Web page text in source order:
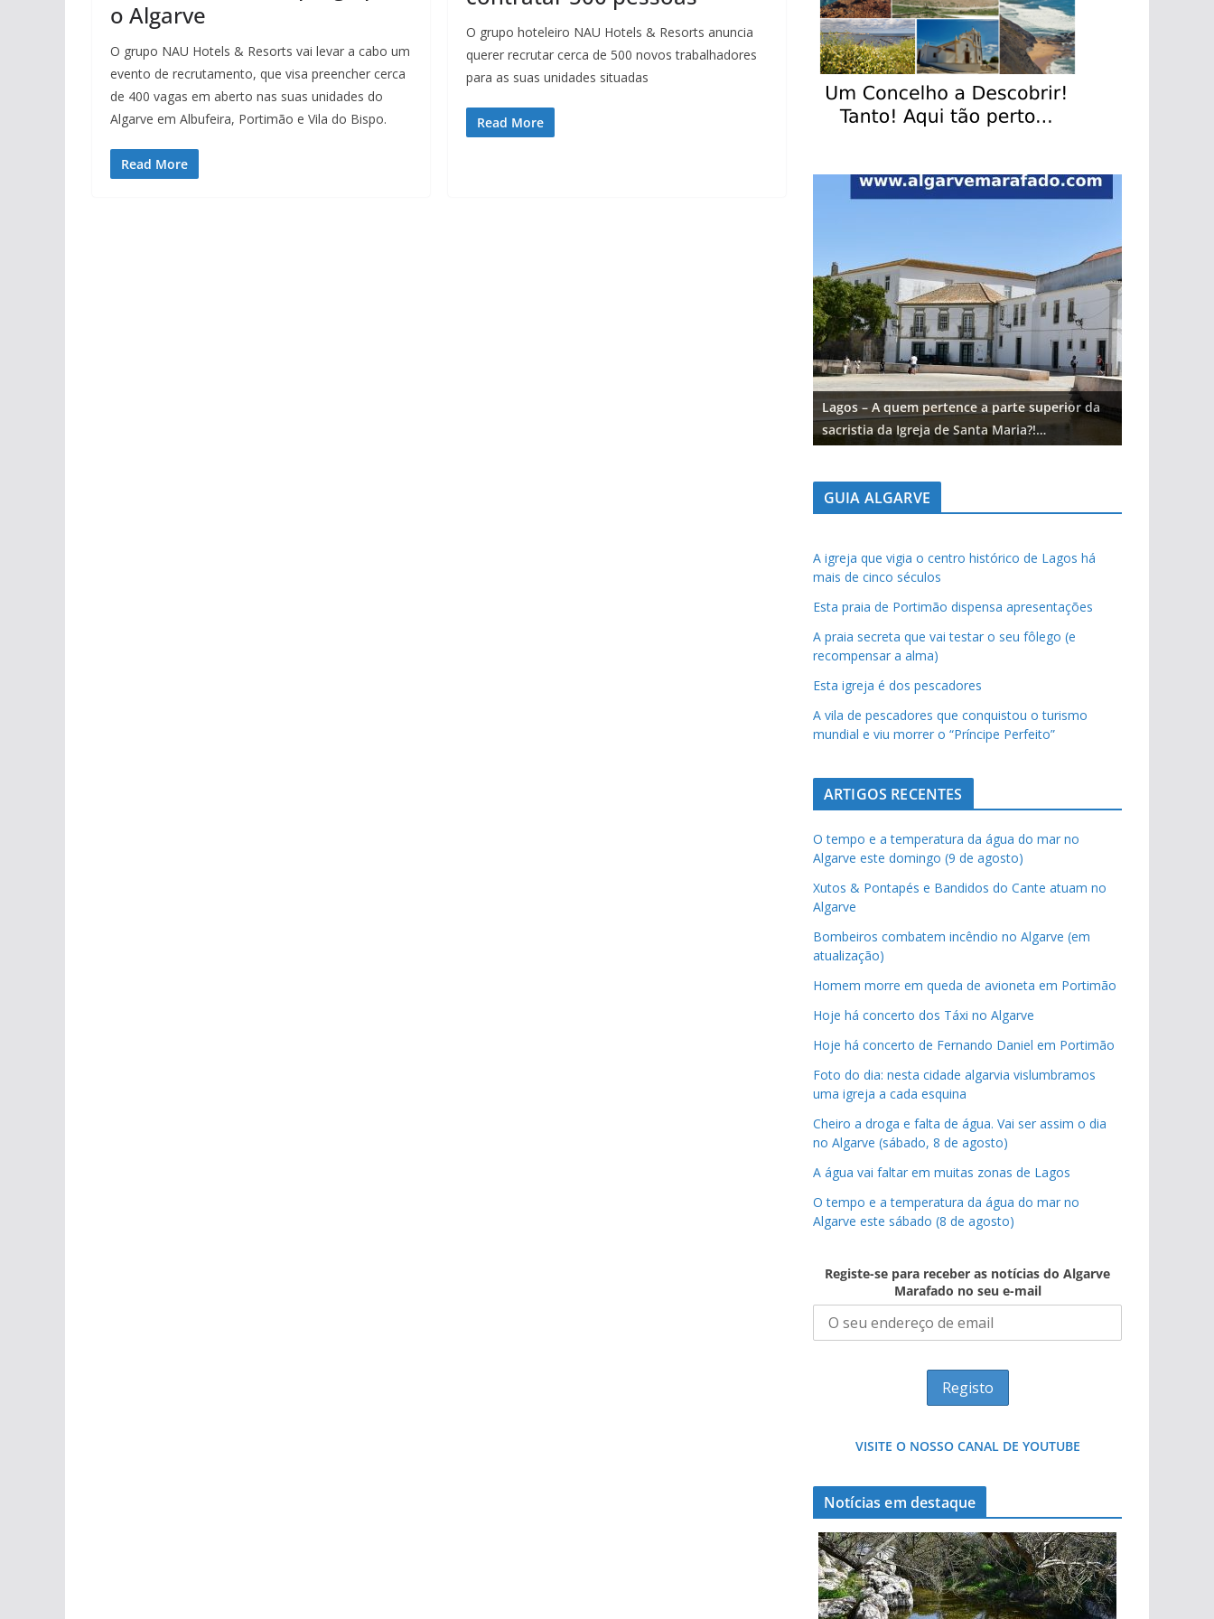
o Algarve
O grupo NAU Hotels & Resorts vai levar a cabo um
evento de recrutamento, que visa preencher cerca
de 400 vagas em aberto nas suas unidades do
Algarve em Albufeira, Portimão e Vila do Bispo.
Read More
O grupo hoteleiro NAU Hotels & Resorts anuncia
querer recrutar cerca de 500 novos trabalhadores
para as suas unidades situadas
Read More
Lagos – A quem pertence a parte superior da
sacristia da Igreja de Santa Maria?!…
GUIA ALGARVE
A igreja que vigia o centro histórico de Lagos há
mais de cinco séculos
Esta praia de Portimão dispensa apresentações
A praia secreta que vai testar o seu fôlego (e
recompensar a alma)
Esta igreja é dos pescadores
A vila de pescadores que conquistou o turismo
mundial e viu morrer o “Príncipe Perfeito”
ARTIGOS RECENTES
O tempo e a temperatura da água do mar no
Algarve este domingo (9 de agosto)
Xutos & Pontapés e Bandidos do Cante atuam no
Algarve
Bombeiros combatem incêndio no Algarve (em
atualização)
Homem morre em queda de avioneta em Portimão
Hoje há concerto dos Táxi no Algarve
Hoje há concerto de Fernando Daniel em Portimão
Foto do dia: nesta cidade algarvia vislumbramos
uma igreja a cada esquina
Cheiro a droga e falta de água. Vai ser assim o dia
no Algarve (sábado, 8 de agosto)
A água vai faltar em muitas zonas de Lagos
O tempo e a temperatura da água do mar no
Algarve este sábado (8 de agosto)
Registe-se para receber as notícias do Algarve
Marafado no seu e-mail
VISITE O NOSSO CANAL DE YOUTUBE
Notícias em destaque